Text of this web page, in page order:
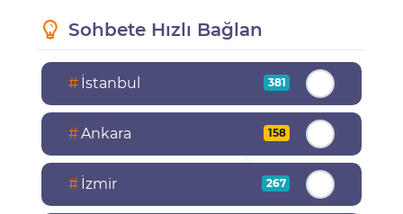
Sohbete Hızlı Bağlan
# İstanbul 381
#Ankara 158
# İzmir 267